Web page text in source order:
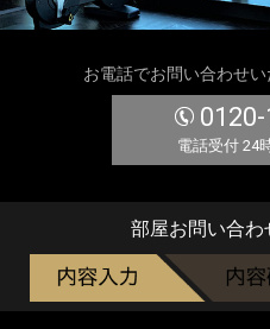
お電話でお問い合わせ
0120-
電話受付 24
部屋お問い合わ